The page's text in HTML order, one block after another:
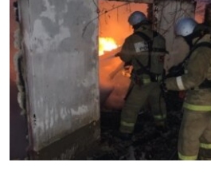
пошуку
ІНТЕРВ'Ю
ВСЕ ЗА ДЕНЬ
СПЕЦПРОЕКТИ
ВІДЕОУРОКИ «ELIFBE»
СВІДЧЕННЯ ОКУПАЦІЇ
ЯК ОБІЙТИ БЛОКУВАННЯ
Русский
Qırımtatar